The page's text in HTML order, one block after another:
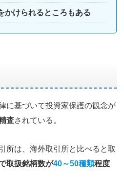
かけられるところもある
に基づいて投資家保護の観念が
査されている。
所は、海外取引所と比べると取
取扱銘柄数が40～50種類程度